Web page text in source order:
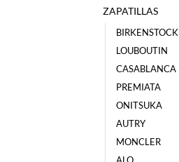
ZAPATILLAS
BIRKENSTOCK
LOUBOUTIN
CASABLANCA
PREMIATA
ONITSUKA
AUTRY
MONCLER
ALO